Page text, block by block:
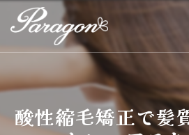
酸性縮毛矯正で髪